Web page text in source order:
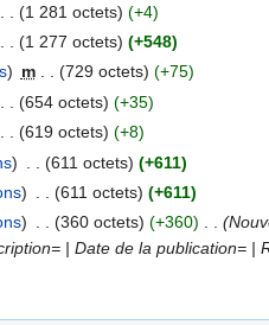
(1 281 octets) (+4)
(1 277 octets) (+548)
) m . . (729 octets) (+75)
(654 octets) (+35)
. . (619 octets) (+8)
) (611 octets) (+611)
) (611 octets) (+611)
) . . (360 octets) (+360) . .
| Date de la publication= |